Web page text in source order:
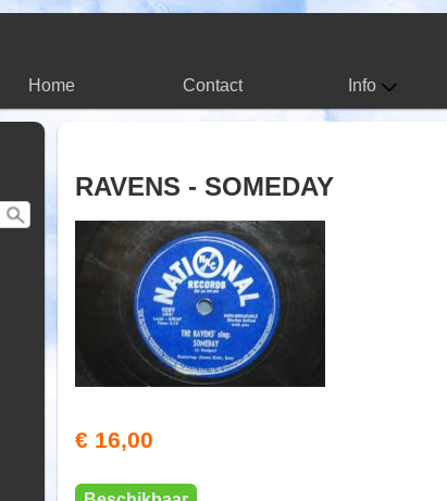
Home Contact Info
RAVENS - SOMEDAY
€ 16,00